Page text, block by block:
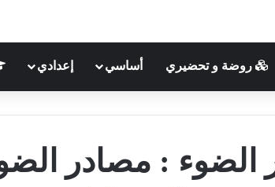
روضة و تحضيري أساسي إعدادي
الضوء : مصادر